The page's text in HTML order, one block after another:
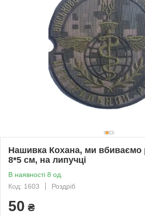
Нашивка Кохана, ми вбиваємо
8*5 см, на липучці
В наявності 8 од.
Код: 1603
Роздріб
50 ₴